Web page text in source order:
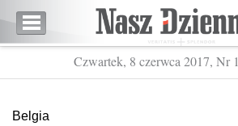
Czwartek, 8 czerwca 2017, Nr
Belgia